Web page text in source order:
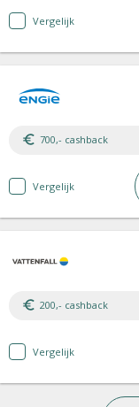
Vergelijk
700,- cashback
Vergelijk
200,- cashback
Vergelijk